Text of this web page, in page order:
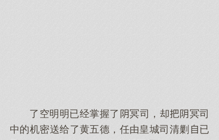
了空明明已经掌握了冥司，却冥司
中的机密送给了黄五德，任由皇城司清剿已